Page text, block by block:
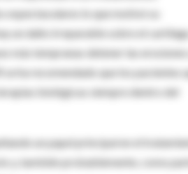
espectaculares lo que motivó su
un daño irreparable sobre el
más tempranas detener las
ha recomendado que los pacientes
biológicas siempre dentro del
un papel principal en el
y, también probablemente, como